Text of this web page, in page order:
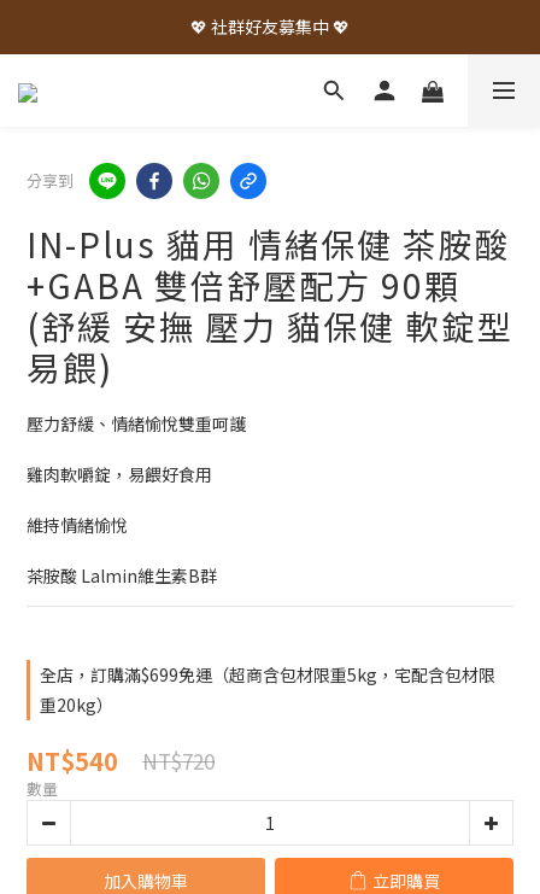
💖 社群好友募集中 💖
分享到
IN-Plus 貓用 情緒保健 茶胺酸
+GABA 雙倍舒壓配方 90顆
(舒緩 安撫 壓力 貓保健 軟錠型
易餵)
壓力舒緩、情緒愉悅雙重呵護
雞肉軟嚼錠，易餵好食用
維持情緒愉悅
茶胺酸 Lalmin維生素B群
全店，訂購滿$699免運（超商含包材限重5kg，宅配含包材限
重20kg）
NT$540 NT$720
數量
加入購物車 立即購買